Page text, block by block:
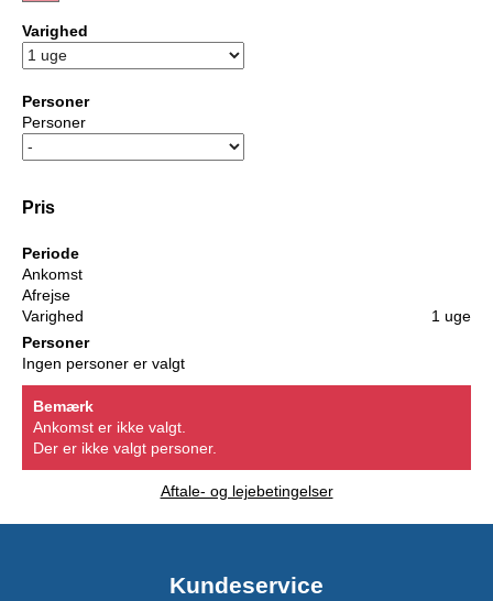
Varighed
Personer
Personer
Pris
Periode
Ankomst
Afrejse
Varighed
1 uge
Personer
Ingen personer er valgt
Bemærk
Ankomst er ikke valgt.
Der er ikke valgt personer.
Aftale- og lejebetingelser
Kundeservice